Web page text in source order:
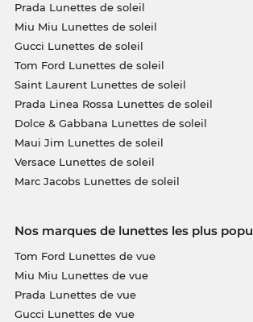
Prada Lunettes de soleil
Miu Miu Lunettes de soleil
Gucci Lunettes de soleil
Tom Ford Lunettes de soleil
Saint Laurent Lunettes de soleil
Prada Linea Rossa Lunettes de soleil
Dolce & Gabbana Lunettes de soleil
Maui Jim Lunettes de soleil
Versace Lunettes de soleil
Marc Jacobs Lunettes de soleil
Nos marques de lunettes les plus
Tom Ford Lunettes de vue
Miu Miu Lunettes de vue
Prada Lunettes de vue
Gucci Lunettes de vue